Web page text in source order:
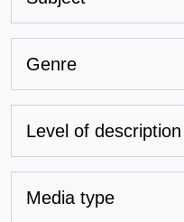
Genre
Level of description
Media type